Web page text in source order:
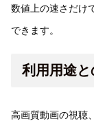
数値上の速さだけ
できます。
利用用途と
高画質動画の視聴